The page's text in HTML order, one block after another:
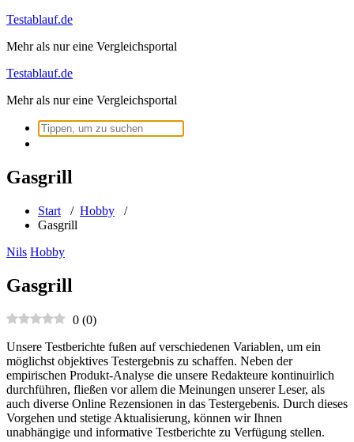
Zum
springen
Testablauf.de
Mehr als nur eine Vergleichsportal
Testablauf.de
Mehr als nur eine Vergleichsportal
Suchen
nach:
Gasgrill
Start / Hobby /
Gasgrill
Nils Hobby
Gasgrill
0 (0)
Unsere Testberichte fußen auf verschiedenen Variablen, um ein
möglichst objektives Testergebnis zu schaffen. Neben der
empirischen Produkt-Analyse die unsere Redakteure kontinuirlich
durchführen, fließen vor allem die Meinungen unserer Leser, als
auch diverse Online Rezensionen in das Testergebenis. Durch dieses
Vorgehen und stetige Aktualisierung, können wir Ihnen
unabhängige und informative Testberichte zu Verfügung stellen.